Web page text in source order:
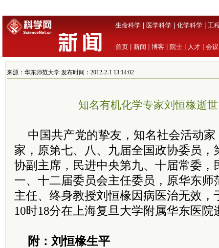
生命科学 医学科学 化学科学 工
首页 新闻 博客 院士 人才 会议
来源：华东师范大学 发布时间：2012-2-1 13:14:02
知名有机化学专家刘恒椽逝
中国共产党的挚友，知名社会活动
家，原第七、八、九届全国政协委员，
协副主席，民进中央第九、十届常委，
一、十二届委员会主任委员，原华东师
主任、终身教授刘恒椽因病医治无效，
10时18分在上海复旦大学附属华东医院
附：刘恒椽生平